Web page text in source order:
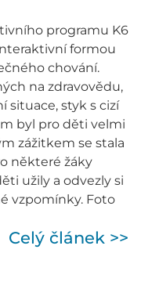
programu K6
formou
chování.
na zdravovědu,
situace, styk s cizí
byl pro děti velmi
zážitkem se stala
některé žáky
užily a odvezly si
vzpomínky. Foto
Celý článek >>